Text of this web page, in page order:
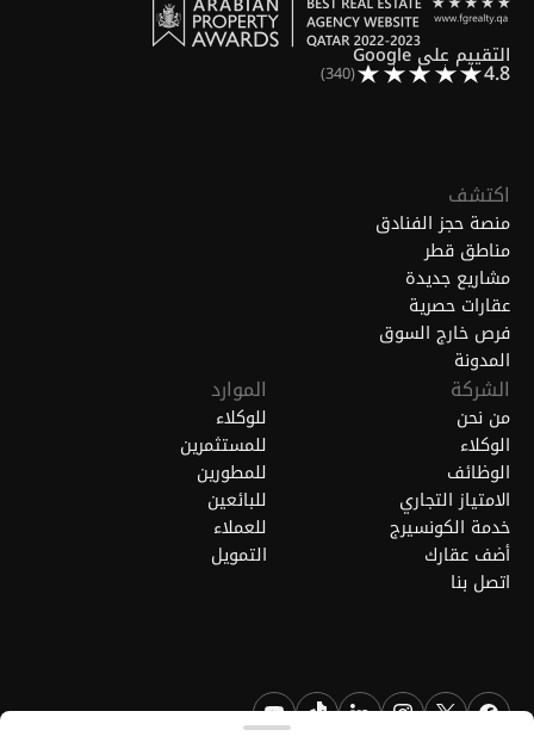
التقييم على Google
4.8
(340)
اكتشف
منصة حجز الفنادق
مناطق قطر
مشاريع جديدة
عقارات حصرية
فرص خارج السوق
المدونة
الشركة
من نحن
الوكلاء
الوظائف
الامتياز التجاري
خدمة الكونسيرج
أضف عقارك
اتصل بنا
الموارد
للوكلاء
للمستثمرين
للمطورين
للبائعين
للعملاء
التمويل